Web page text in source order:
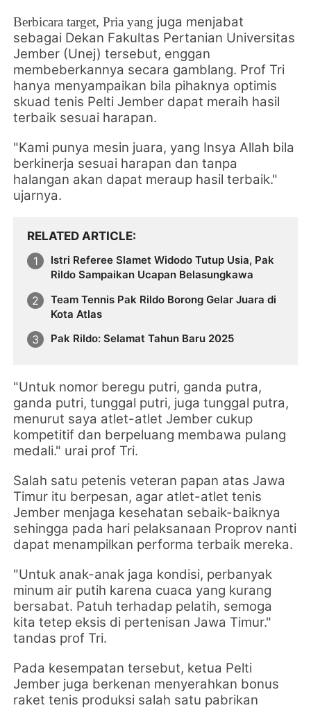
Berbicara target,Pria yang juga menjabat
sebagai Dekan Fakultas Pertanian Universitas
Jember (Unej) tersebut, enggan
membeberkannya secara gamblang. Prof Tri
hanya menyampaikan bila pihaknya optimis
skuad tenis Pelti Jember dapat meraih hasil
terbaik sesuai harapan.
"Kami punya mesin juara, yang Insya Allah bila
berkinerja sesuai harapan dan tanpa
halangan akan dapat meraup hasil terbaik."
ujarnya.
RELATED ARTICLE
Istri Referee Slamet Widodo Tutup Usia, Pak
Rildo Sampaikan Ucapan Belasungkawa
Team Tennis Pak Rildo Borong Gelar Juara di
Kota Atlas
Pak Rildo: Selamat Tahun Baru 2025
"Untuk nomor beregu putri, ganda putra,
ganda putri, tunggal putri, juga tunggal putra,
menurut saya atlet-atlet Jember cukup
kompetitif dan berpeluang membawa pulang
medali." urai prof Tri.
Salah satu petenis veteran papan atas Jawa
Timur itu berpesan, agar atlet-atlet tenis
Jember menjaga kesehatan sebaik-baiknya
sehingga pada hari pelaksanaan Proprov nanti
dapat menampilkan performa terbaik mereka.
"Untuk anak-anak jaga kondisi, perbanyak
minum air putih karena cuaca yang kurang
bersabat. Patuh terhadap pelatih, semoga
kita tetep eksis di pertenisan Jawa Timur."
tandas prof Tri.
Pada kesempatan tersebut, ketua Pelti
Jember juga berkenan menyerahkan bonus
raket tenis produksi salah satu pabrikan